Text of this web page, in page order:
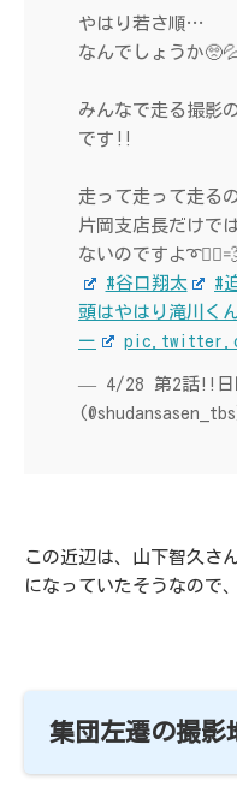
やはり若さ順…
なんでしょうか
みんなで走る撮影
です‼️
走って走って走るの
片岡支店長だけで
ないのですよ
#谷口翔太
#
頭はやはり滝川く
ー
— 4/28 第2話!!日
この近辺は、山下智久さ
になっていたそうなので
集団左遷の撮影